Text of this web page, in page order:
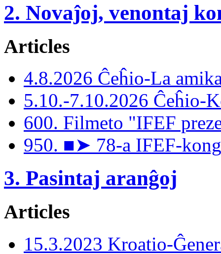
2. Novaĵoj, venontaj
Articles
4.8.2026 Ĉeĥio-La
5.10.-7.10.2026 Ĉeĥio-
600. Filmeto "IFEF
950. ■➤ 78-a IFEF-
3. Pasintaj aranĝoj
Articles
15.3.2023 Kroatio-